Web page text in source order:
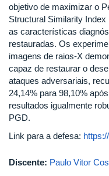
objetivo de maximizar o
Structural Similarity
as características
restauradas. Os
imagens de raios-X
capaz de restaurar o
ataques adversariais,
24,14% para 98,10%
resultados igualmente
PGD.
Link para a defesa:
Discente: Paulo Vitor